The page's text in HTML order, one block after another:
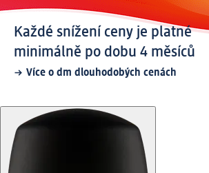
Každé snížení ceny je platné
minimálně po dobu 4 měsíců
Více o dm dlouhodobých cenách